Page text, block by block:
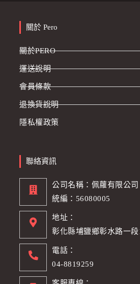
關於 Pero
關於PERO
運送說明
會員條款
退換貨說明
隱私權政策
聯絡資訊
公司名稱：佩蘿有限公司
統編：56080005
地址：
彰化縣埔鹽鄉彰水路一
電話：
04-8819259